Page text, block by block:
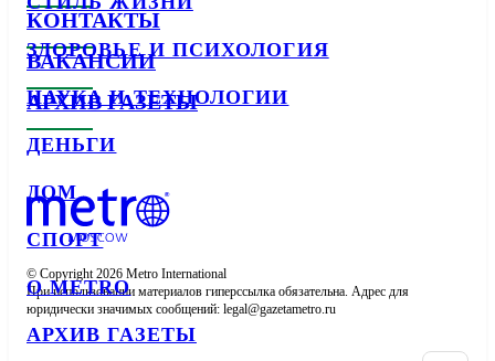
ЗДОРОВЬЕ И ПСИХОЛОГИЯ
НАУКА И ТЕХНОЛОГИИ
ДЕНЬГИ
ДОМ
СПОРТ
О METRO
АРХИВ ГАЗЕТЫ
КОНТАКТЫ
ВАКАНСИИ
АРХИВ ГАЗЕТЫ
© Copyright 2026 Metro International
При использовании материалов гиперссылка обязательна. Адрес для
юридически значимых сообщений: